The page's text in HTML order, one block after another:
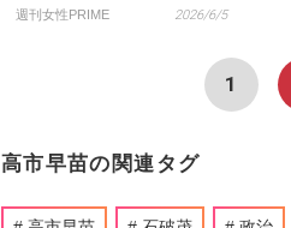
週刊女性PRIME 2026/6/5
1
高市早苗の関連タグ